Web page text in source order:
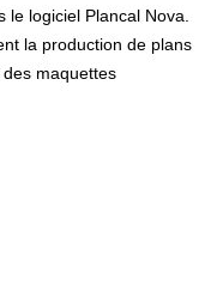
le logiciel Plancal Nova.
la production de plans
maquettes